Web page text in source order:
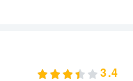
3.4